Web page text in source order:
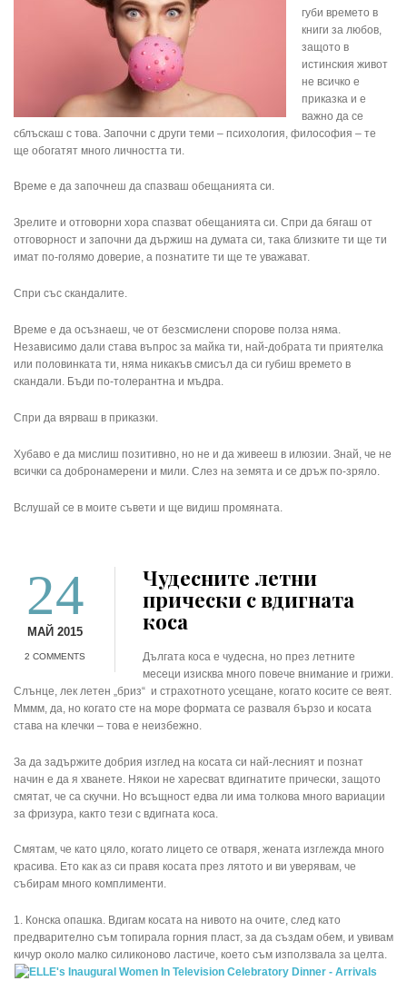
губи времето в
книги за любов,
защото в
истинския живот
не всичко е
приказка и е
важно да се
сблъскаш с това. Започни с други теми – психология, философия – те
ще обогатят много личността ти.
Време е да започнеш да спазваш обещанията си.
Зрелите и отговорни хора спазват обещанията си. Спри да бягаш от
отговорност и започни да държиш на думата си, така близките ти ще ти
имат по-голямо доверие, а познатите ти ще те уважават.
Спри със скандалите.
Време е да осъзнаеш, че от безсмислени спорове полза няма.
Независимо дали става въпрос за майка ти, най-добрата ти приятелка
или половинката ти, няма никакъв смисъл да си губиш времето в
скандали. Бъди по-толерантна и мъдра.
Спри да вярваш в приказки.
Хубаво е да мислиш позитивно, но не и да живееш в илюзии. Знай, че не
всички са добронамерени и мили. Слез на земята и се дръж по-зряло.
Вслушай се в моите съвети и ще видиш промяната.
24
МАЙ 2015
2 COMMENTS
Чудесните летни
прически с вдигната
коса
Дългата коса е чудесна, но през летните
месеци изисква много повече внимание и грижи.
Слънце, лек летен „бриз“ и страхотното усещане, когато косите се веят.
Мммм, да, но когато сте на море формата се разваля бързо и косата
става на клечки – това е неизбежно.
За да задържите добрия изглед на косата си най-лесният и познат
начин е да я хванете. Някои не харесват вдигнатите прически, защото
смятат, че са скучни. Но всъщност едва ли има толкова много вариации
за фризура, както тези с вдигната коса.
Смятам, че като цяло, когато лицето се отваря, жената изглежда много
красива. Ето как аз си правя косата през лятото и ви уверявам, че
събирам много комплименти.
1. Конска опашка. Вдигам косата на нивото на очите, след като
предварително съм топирала горния пласт, за да създам обем, и увивам
кичур около малко силиконово ластиче, което съм използвала за целта.